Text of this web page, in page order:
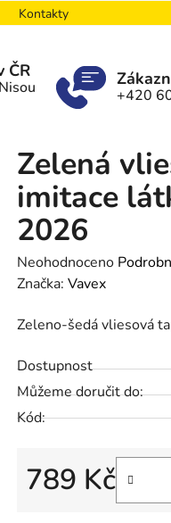
Kontakty
+420
ČR
Zelená
imitace
2026
Průměrné
hodnocení
je
z
5
hvězdiček.
Neohodnoceno
Značka: Vavex
Zeleno-šedá vliesová
Dostupnost
Můžeme doručit do:
Kód:
789 Kč